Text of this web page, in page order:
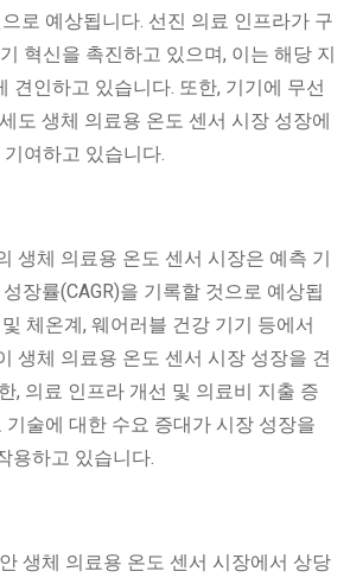
로 예상됩니다. 선진 의료 인프라가 구
혁신을 촉진하고 있으며, 이는 해당 지
견인하고 있습니다. 또한, 기기에 무선
도 생체 의료용 온도 센서 시장 성장에
기여하고 있습니다.
생체 의료용 온도 센서 시장은 예측 기
장률(CAGR)을 기록할 것으로 예상됩
체온계, 웨어러블 건강 기기 등에서
생체 의료용 온도 센서 시장 성장을 견
, 의료 인프라 개선 및 의료비 지출 증
기술에 대한 수요 증대가 시장 성장을
용하고 있습니다.
생체 의료용 온도 센서 시장에서 상당